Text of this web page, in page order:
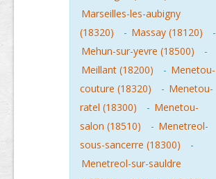
Marseilles-les-aubigny
(18320)
- Massay (18120)
-
Mehun-sur-yevre (18500)
-
Meillant (18200)
- Menetou-
couture (18320)
- Menetou-
ratel (18300)
- Menetou-
salon (18510)
- Menetreol-
sous-sancerre (18300)
-
Menetreol-sur-sauldre